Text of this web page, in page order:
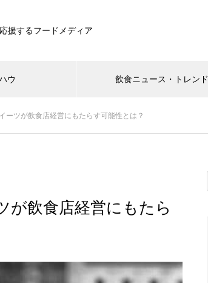
援するフードメディア
ウ 飲食ニュース・トレンド
ーツが飲食店経営にもたらす可能性とは？
が飲食店経営にもたら